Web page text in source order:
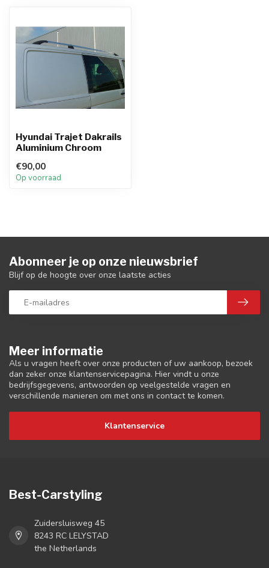
Hyundai Trajet Dakrails
Aluminium Chroom
€90,00
Op voorraad
Meer informatie
Als u vragen heeft over onze producten of uw aankoop, bezoek
dan zeker onze klantenservicepagina. Hier vindt u onze
bedrijfsgegevens, antwoorden op veelgestelde vragen en
verschillende manieren om met ons in contact te komen.
Klantenservice
Abonneer je op onze nieuwsbrief
Blijf op de hoogte over onze laatste acties
Best-Carstyling
Zuidersluisweg 45
8243 RC LELYSTAD
the Netherlands